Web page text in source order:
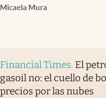
Micaela Mura
Financial Times. El
gasoil no: el cuello de
precios por las nubes